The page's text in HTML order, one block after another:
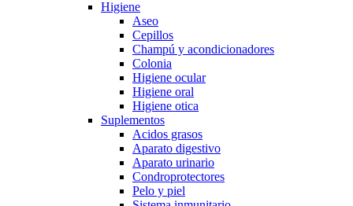
Higiene
Aseo
Cepillos
Champú y acondicionadores
Colonia
Higiene ocular
Higiene oral
Higiene otica
Suplementos
Acidos grasos
Aparato digestivo
Aparato urinario
Condroprotectores
Pelo y piel